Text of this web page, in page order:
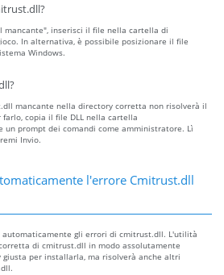
inserisci il file nella cartella di
In alternativa, è possibile posizionare il file
Windows.
mancante nella directory corretta non risolverà il
copia il file DLL nella cartella
un prompt dei comandi come amministratore. Lì
Invio.
l'errore Cmitrust.dll
automaticamente gli errori di cmitrust.dll. L'utilità
di cmitrust.dll in modo assolutamente
per installarla, ma risolverà anche altri